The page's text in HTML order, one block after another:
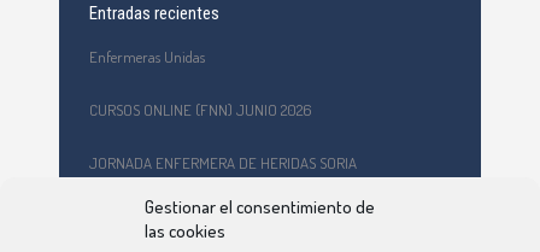
Gestionar el consentimiento de
las cookies
Entradas recientes
Enfermeras Unidas
CURSOS ONLINE (FNN) JUNIO 2026
JORNADA ENFERMERA DE HERIDAS SORIA
Formación en primeros auxilios y prevención de riesgos
laborales en el CEPA Celtiberia